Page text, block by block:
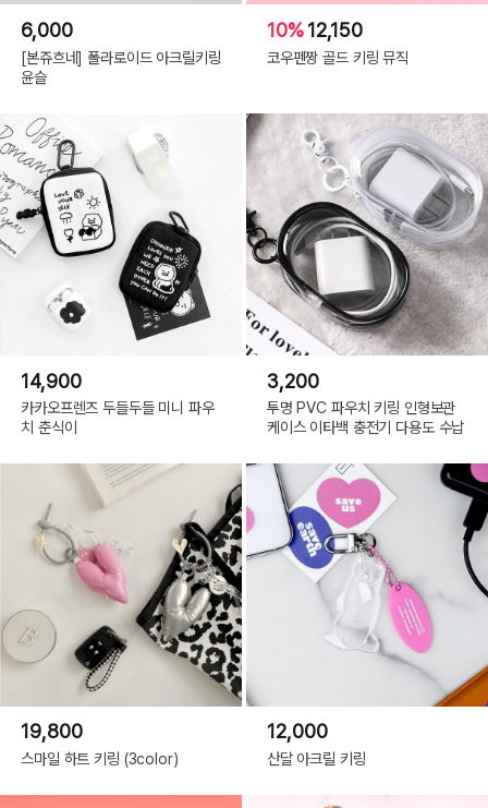
6,000
[본쥬흐네] 폴라로이드 아크릴키링
윤슬
10%12,150
코우펜짱 골드 키링 뮤직
14,900
카카오프렌즈 두들두들 미니 파우
치 춘식이
3,200
투명 PVC 파우치 키링 인형보관
케이스 이타백 충전기 다용도 수납
19,800
스마일 하트 키링 (3color)
12,000
산달 아크릴 키링